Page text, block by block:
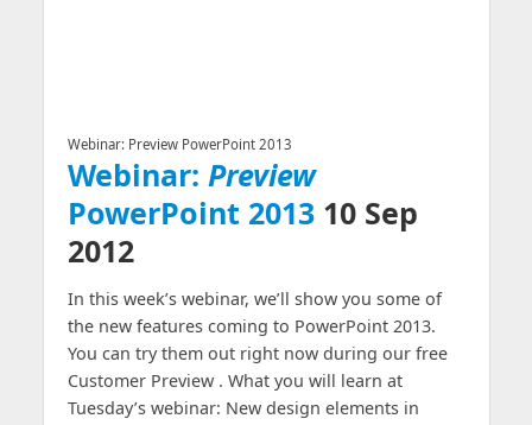
Webinar: Preview PowerPoint 2013
Webinar: Preview
PowerPoint 201310 Sep
2012
In this week’s webinar, we’ll show you some of
the new features coming to PowerPoint 2013.
You can try them out right now during our free
Customer Preview . What you will learn at
Tuesday’s webinar: New design elements in